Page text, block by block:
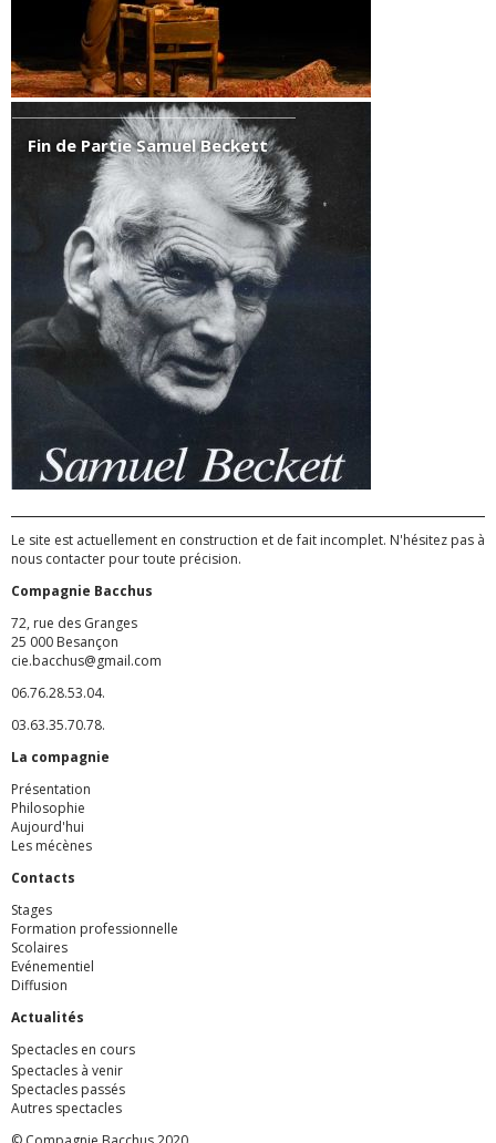
Fin de Partie Samuel Beckett
Le site est actuellement en construction et de fait incomplet. N'hésitez pas à
nous contacter pour toute précision.
Compagnie Bacchus
72, rue des Granges
25 000 Besançon
cie.bacchus@gmail.com
06.76.28.53.04.
03.63.35.70.78.
La compagnie
Présentation
Philosophie
Aujourd'hui
Les mécènes
Contacts
Stages
Formation professionnelle
Scolaires
Evénementiel
Diffusion
Actualités
Spectacles en cours
Spectacles à venir
Spectacles passés
Autres spectacles